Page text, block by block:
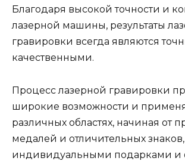
Благодаря высокой точности и
лазерной машины, результаты
гравировки всегда являются
качественными.
Процесс лазерной гравировки
широкие возможности и
различных областях, начиная от
медалей и отличительных
индивидуальными подарками и